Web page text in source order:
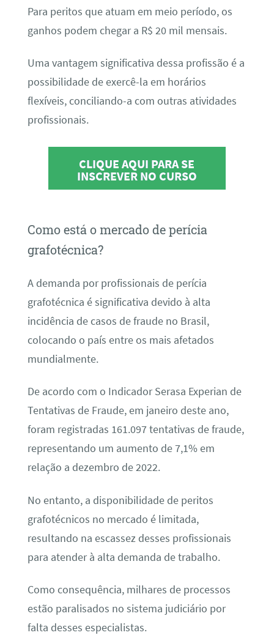
Para peritos que atuam em meio período, os
ganhos podem chegar a R$ 20 mil mensais.
Uma vantagem significativa dessa profissão é a
possibilidade de exercê-la em horários
flexíveis, conciliando-a com outras atividades
profissionais.
CLIQUE AQUI PARA SE
INSCREVER NO CURSO
Como está o mercado de perícia
grafotécnica?
A demanda por profissionais de perícia
grafotécnica é significativa devido à alta
incidência de casos de fraude no Brasil,
colocando o país entre os mais afetados
mundialmente.
De acordo com o Indicador Serasa Experian de
Tentativas de Fraude, em janeiro deste ano,
foram registradas 161.097 tentativas de fraude,
representando um aumento de 7,1% em
relação a dezembro de 2022.
No entanto, a disponibilidade de peritos
grafotécnicos no mercado é limitada,
resultando na escassez desses profissionais
para atender à alta demanda de trabalho.
Como consequência, milhares de processos
estão paralisados no sistema judiciário por
falta desses especialistas.